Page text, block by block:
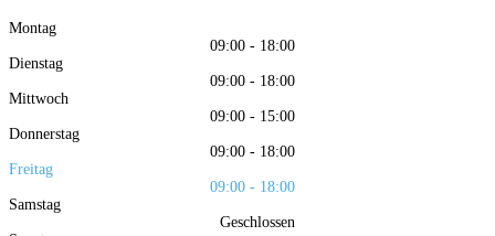
Montag
09:00 - 18:00
Dienstag
09:00 - 18:00
Mittwoch
09:00 - 15:00
Donnerstag
09:00 - 18:00
Freitag
09:00 - 18:00
Samstag
Geschlossen